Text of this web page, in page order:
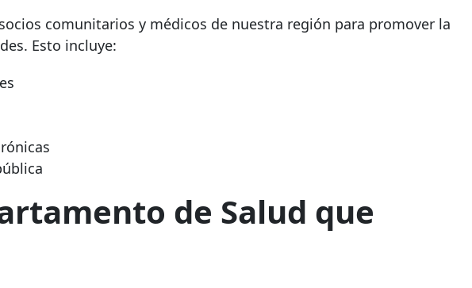
comunitarios y médicos de nuestra región para promover la
Esto incluye:
de Salud que